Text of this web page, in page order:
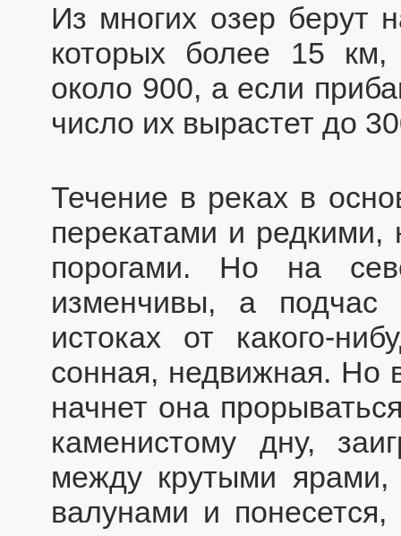
Из многих озер берут
которых более 15 км,
около 900, а если
число их вырастет до
Течение в реках в
перекатами и
порогами. Но на
изменчивы, а
истоках от какого-
сонная, недвижная. Но
начнет она
каменистому дну,
между крутыми ярами,
валунами и